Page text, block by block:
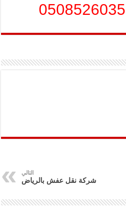
التالي
شركة نقل عفش بالرياض